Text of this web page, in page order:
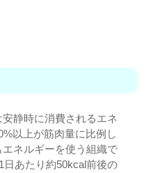
静時に消費されるエネ
以上が筋肉量に比例し
ネルギーを使う組織で
日あたり約50kcal前後の